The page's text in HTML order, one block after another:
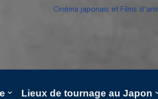
Cinéma japonais et Films
Lieux de tournage au Japon